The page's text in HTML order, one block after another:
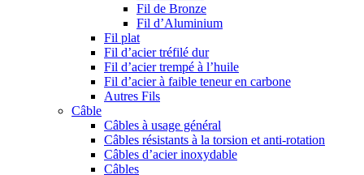
Fil de Bronze
Fil d’Aluminium
Fil plat
Fil d’acier tréfilé dur
Fil d’acier trempé à l’huile
Fil d’acier à faible teneur en carbone
Autres Fils
Câble
Câbles à usage général
Câbles résistants à la torsion et anti-rotation
Câbles d’acier inoxydable
Câbles